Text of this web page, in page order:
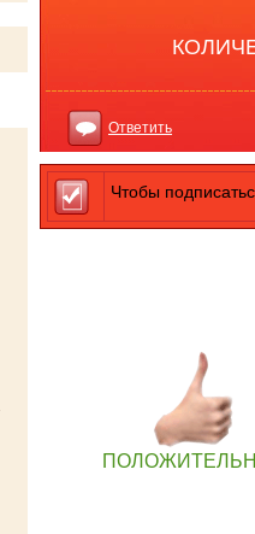
Ответить
Чтобы